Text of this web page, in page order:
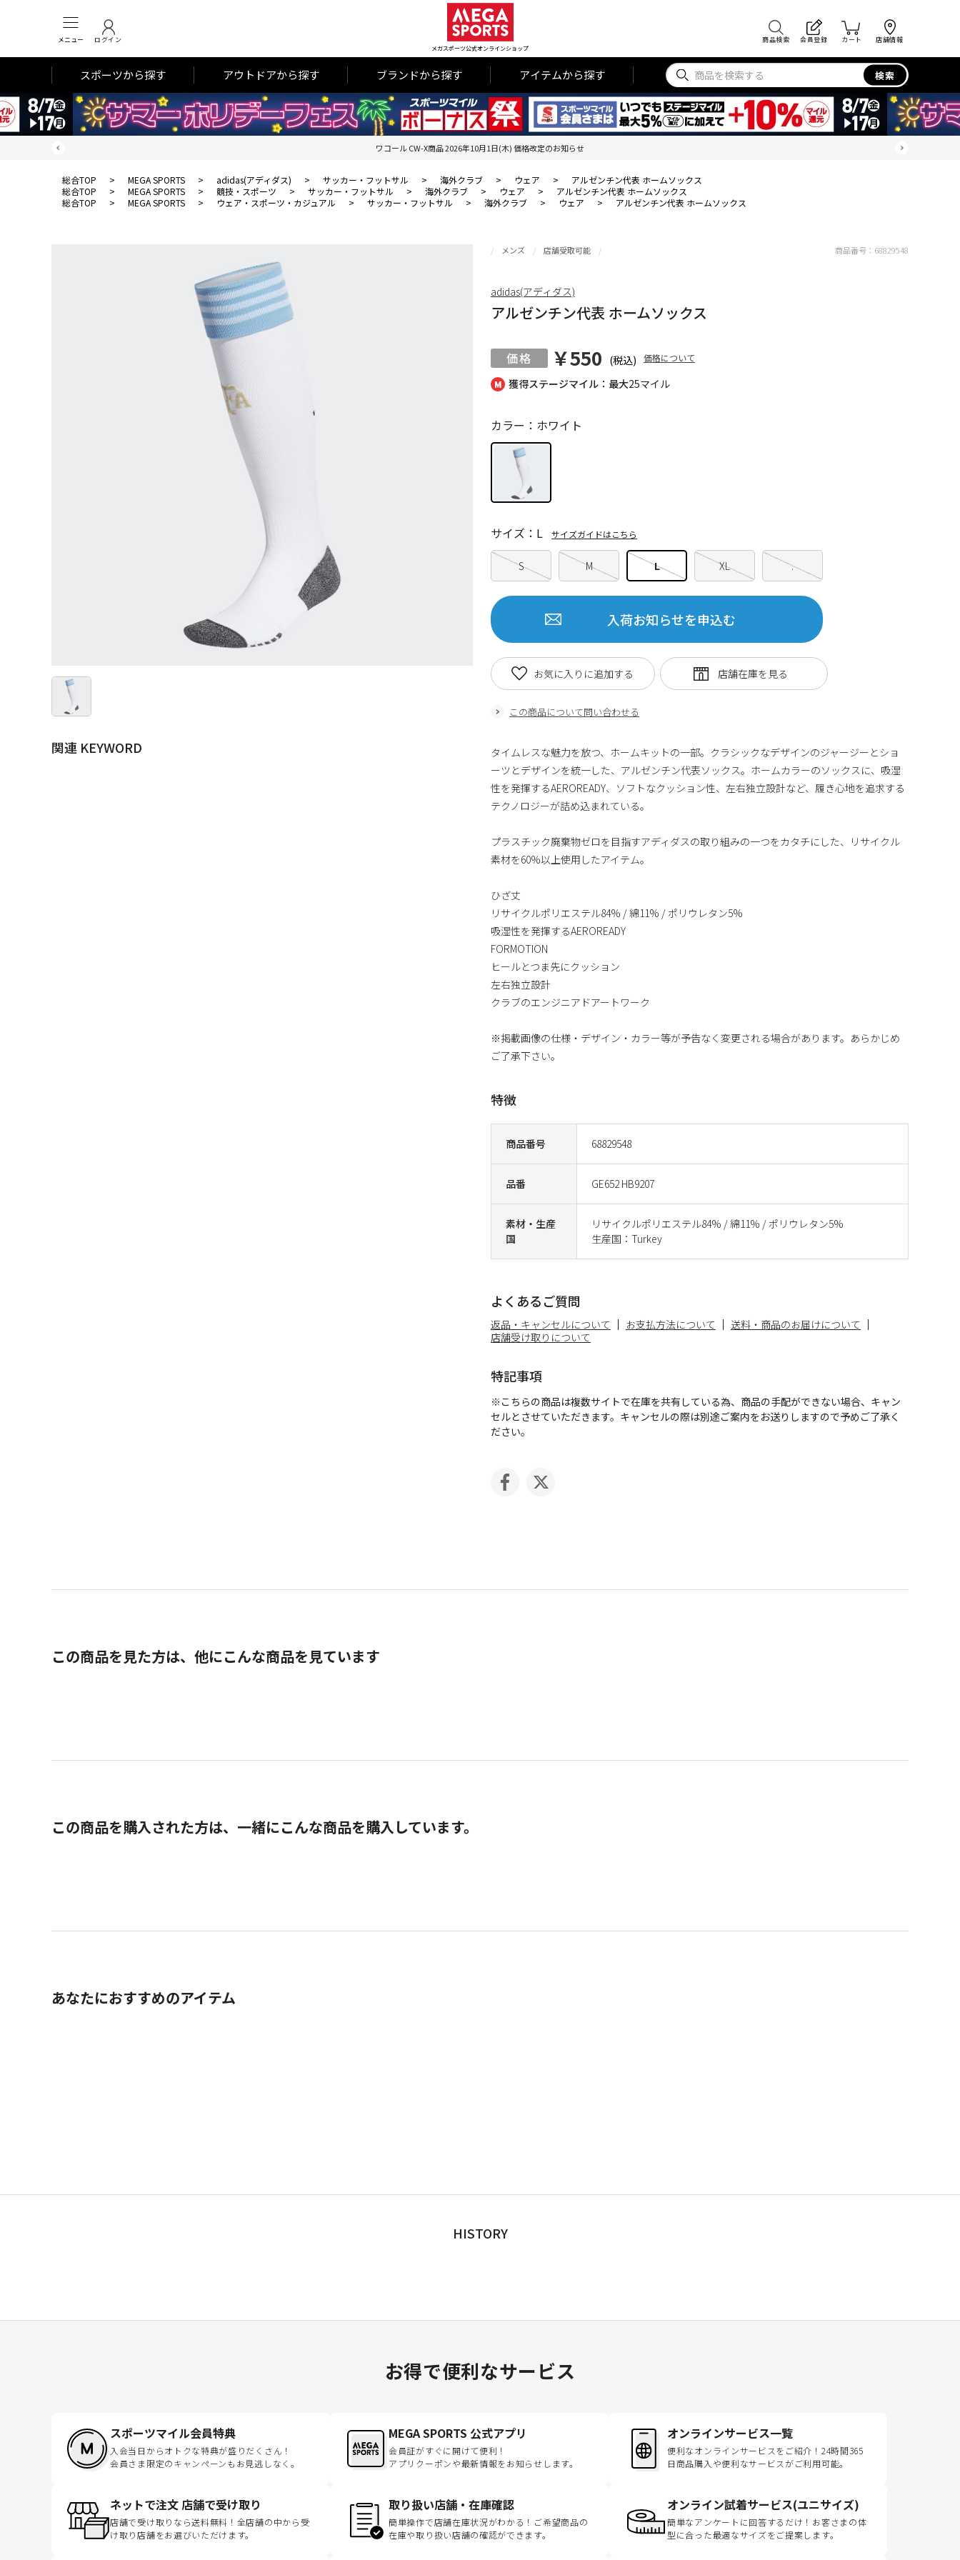
メニュー ログイン
メガスポーツ公式オンラインショップ
商品検索 会員登録 カート 店舗情報
スポーツから探す アウトドアから探す ブランドから探す アイテムから探す 検索
ワコール CW-X商品 2026年10月1日(木) 価格改定のお知らせ
総合TOP > MEGA SPORTS > adidas(アディダス) > サッカー・フットサル > 海外クラブ > ウェア >
アルゼンチン代表 ホームソックス
総合TOP
> MEGA SPORTS > 競技・スポーツ > サッカー・フットサル > 海外クラブ > ウェア >
アルゼンチン代表 ホームソックス
総合TOP
> MEGA SPORTS > ウェア・スポーツ・カジュアル > サッカー・フットサル > 海外クラブ > ウェア > アルゼンチン代表 ホームソックス
関連 KEYWORD
獲得ステージマイル：最大25マイル
メンズ 店舗受取可能
アルゼンチン代表 ホームソックス
￥550 (税込) 価格について
商品番号 68829548
品番 GE652 HB9207
素材・生産
国
リサイクルポリエステル84% / 綿11% / ポリウレタン5%
生産国：Turkey
カラー：ホワイト
S M L XL .
サイズ：L サイズガイドはこちら
入荷お知らせを申込む
この商品について問い合わせる
お気に入りに追加する
商品番号： 68829548
adidas(アディダス)
タイムレスな魅力を放つ、ホームキットの一部。クラシックなデザインのジャージーとショ
ーツとデザインを統一した、アルゼンチン代表ソックス。ホームカラーのソックスに、吸湿
性を発揮するAEROREADY、ソフトなクッション性、左右独立設計など、履き心地を追求する
テクノロジーが詰め込まれている。
プラスチック廃棄物ゼロを目指すアディダスの取り組みの一つをカタチにした、リサイクル
素材を60%以上使用したアイテム。
ひざ丈
リサイクルポリエステル84% / 綿11% / ポリウレタン5%
吸湿性を発揮するAEROREADY
FORMOTION
ヒールとつま先にクッション
左右独立設計
クラブのエンジニアドアートワーク
※掲載画像の仕様・デザイン・カラー等が予告なく変更される場合があります。あらかじめ
ご了承下さい。
特徴
よくあるご質問
返品・キャンセルについて お支払方法について
送料・商品のお届けについて
店舗受け取りについて
特記事項
※こちらの商品は複数サイトで在庫を共有している為、商品の手配ができない場合、キャン
セルとさせていただきます。キャンセルの際は別途ご案内をお送りしますので予めご了承く
ださい。
この商品を見た方は、他にこんな商品を見ています
この商品を購入された方は、一緒にこんな商品を購入しています。
あなたにおすすめのアイテム
HISTORY
お得で便利なサービス
スポーツマイル会員特典
入会当日からオトクな特典が盛りだくさん！
会員さま限定のキャンペーンもお見逃しなく。
MEGA SPORTS 公式アプリ
会員証がすぐに開けて便利！
アプリクーポンや最新情報をお知らせします。
オンラインサービス一覧
便利なオンラインサービスをご紹介！24時間365
日商品購入や便利なサービスがご利用可能。
ネットで注文 店舗で受け取り
店舗で受け取りなら送料無料！全店舗の中から受
け取り店舗をお選びいただけます。
取り扱い店舗・在庫確認
簡単操作で店舗在庫状況がわかる！ご希望商品の
在庫や取り扱い店舗の確認ができます。
オンライン試着サービス(ユニサイズ)
簡単なアンケートに回答するだけ！お客さまの体
型に合った最適なサイズをご提案します。